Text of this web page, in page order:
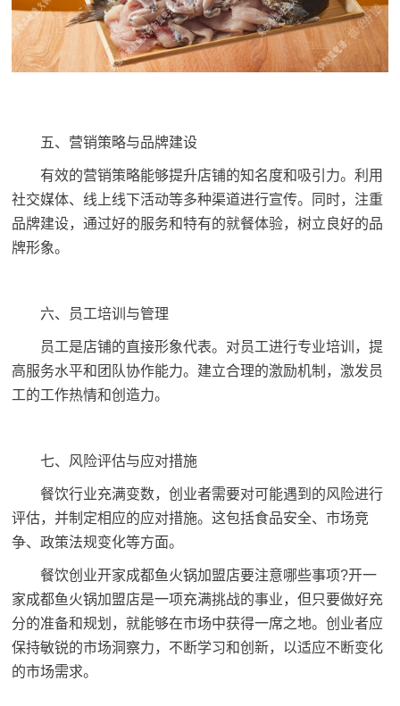
五、营销策略与品牌建设
有效的营销策略能够提升店铺的知名度和吸引力。利用
社交媒体、线上线下活动等多种渠道进行宣传。同时，注重
品牌建设，通过好的服务和特有的就餐体验，树立良好的品
牌形象。
六、员工培训与管理
员工是店铺的直接形象代表。对员工进行专业培训，提
高服务水平和团队协作能力。建立合理的激励机制，激发员
工的工作热情和创造力。
七、风险评估与应对措施
餐饮行业充满变数，创业者需要对可能遇到的风险进行
评估，并制定相应的应对措施。这包括食品安全、市场竞
争、政策法规变化等方面。
餐饮创业开家成都鱼火锅加盟店要注意哪些事项?开一
家成都鱼火锅加盟店是一项充满挑战的事业，但只要做好充
分的准备和规划，就能够在市场中获得一席之地。创业者应
保持敏锐的市场洞察力，不断学习和创新，以适应不断变化
的市场需求。